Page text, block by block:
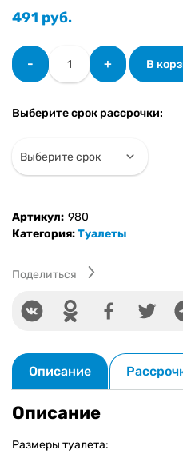
491 руб.
-
Количество
товара
Туалет
поликарбоната
+ В
Выберите срок рассрочки:
Артикул: 980
Категория:Туалеты
Поделиться
Описание
Описание
Размеры туалета: